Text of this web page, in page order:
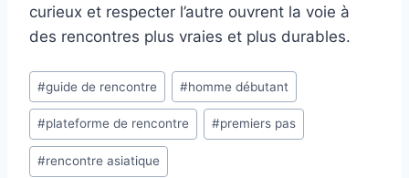
curieux et respecter l’autre ouvrent la voie à
des rencontres plus vraies et plus durables.
Étiquettes
de
la
publication :
#guide de rencontre #homme débutant
#plateforme de rencontre #premiers pas
#rencontre asiatique